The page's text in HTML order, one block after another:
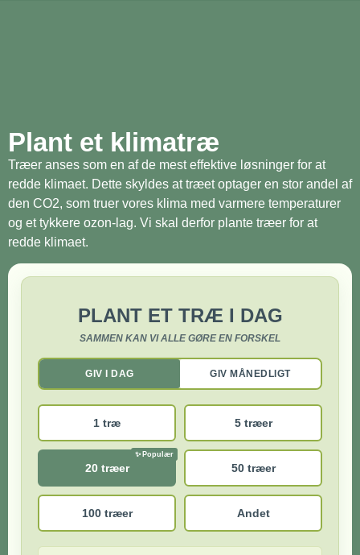
Plant et klimatræ
Træer anses som en af de mest effektive løsninger for at
redde klimaet. Dette skyldes at træet optager en stor andel af
den CO2, som truer vores klima med varmere temperaturer
og et tykkere ozon-lag. Vi skal derfor plante træer for at
redde klimaet.
PLANT ET TRÆ I DAG
SAMMEN KAN VI ALLE GØRE EN FORSKEL
GIV I DAG GIV MÅNEDLIGT
1 træ 5 træer
20 træer 50 træer
100 træer Andet